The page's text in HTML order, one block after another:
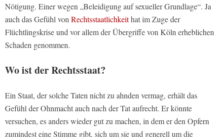
Nötigung. Einer wegen „Beleidigung auf sexueller Grundlage“. Ja
auch das Gefühl von Rechtsstaatlichkeithat im Zuge der
Flüchtlingskrise und vor allem der Übergriffe von Köln erheblichen
Schaden genommen.
Wo ist der Rechtsstaat?
Ein Staat, der solche Taten nicht zu ahnden vermag, erhält das
Gefühl der Ohnmacht auch nach der Tat aufrecht. Er könnte
versuchen, es anders wieder gut zu machen, in dem er den Opfern
zumindest eine Stimme gibt, sich um sie und generell um die